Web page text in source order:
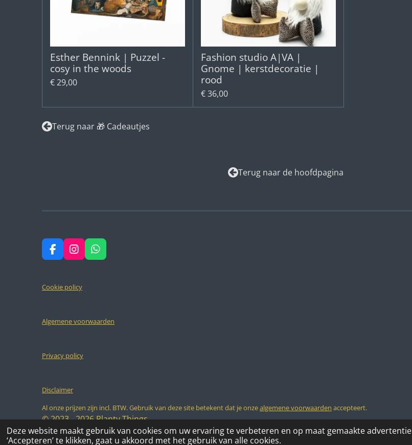
Deze website maakt gebruik van cookies om uw ervaring te verbeteren en op maat gemaakte
‘Accepteren’ te klikken, gaat u akkoord met het gebruik van alle cookies.
Esther Bennink | Puzzel -
cosy in the woods
€ 29,00
Fashion studio A|VA |
Gnome | kerstdecoratie |
rood
€ 36,00
Terug naar 🎁 Cadeautjes
Terug naar de hoofdpagina
F
a
e
b
k
I
n
t
a
a
W
h
p
Cookie policy
Algemene voorwaarden
Privacy policy
Disclaimer
Al onze prijzen zijn incl. BTW. Gebruik van deze site betekent dat je onzealgemene voorwaarden accepteert.
© 2023 - 2026 Planty Things